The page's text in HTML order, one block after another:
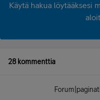
Käytä hakua löytääksesi
28 kommenttia